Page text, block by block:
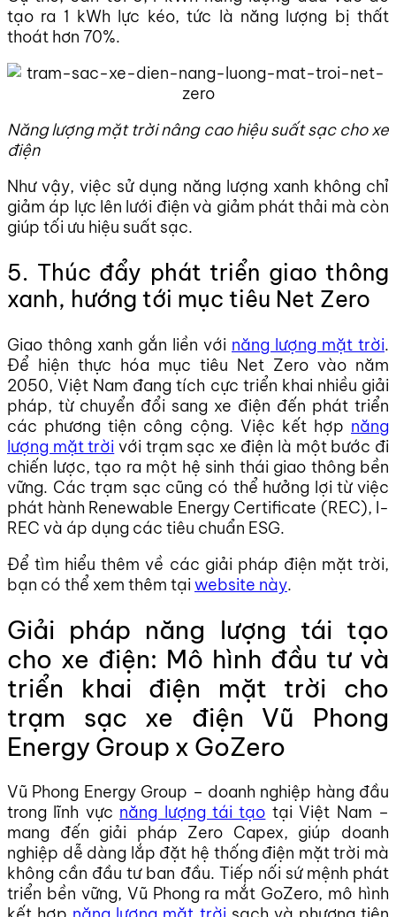
tạo ra 1 kWh lực kéo, tức là năng lượng bị thất
thoát hơn 70%.
Năng lượng mặt trời nâng cao hiệu suất sạc cho xe
điện
Như vậy, việc sử dụng năng lượng xanh không chỉ
giảm áp lực lên lưới điện và giảm phát thải mà còn
giúp tối ưu hiệu suất sạc.
5. Thúc đẩy phát triển giao thông
xanh, hướng tới mục tiêu Net Zero
Giao thông xanh gắn liền với năng lượng mặt trời.
Để hiện thực hóa mục tiêu Net Zero vào năm
2050, Việt Nam đang tích cực triển khai nhiều giải
pháp, từ chuyển đổi sang xe điện đến phát triển
các phương tiện công cộng. Việc kết hợp năng
lượng mặt trời với trạm sạc xe điện là một bước đi
chiến lược, tạo ra một hệ sinh thái giao thông bền
vững. Các trạm sạc cũng có thể hưởng lợi từ việc
phát hành Renewable Energy Certificate (REC), I-
REC và áp dụng các tiêu chuẩn ESG.
Để tìm hiểu thêm về các giải pháp điện mặt trời,
bạn có thể xem thêm tại website này.
Giải pháp năng lượng tái tạo
cho xe điện: Mô hình đầu tư và
triển khai điện mặt trời cho
trạm sạc xe điện Vũ Phong
Energy Group x GoZero
Vũ Phong Energy Group – doanh nghiệp hàng đầu
trong lĩnh vực năng lượng tái tạo tại Việt Nam –
mang đến giải pháp Zero Capex, giúp doanh
nghiệp dễ dàng lắp đặt hệ thống điện mặt trời mà
không cần đầu tư ban đầu. Tiếp nối sứ mệnh phát
triển bền vững, Vũ Phong ra mắt GoZero, mô hình